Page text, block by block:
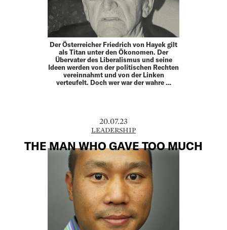
Der Österreicher Friedrich von Hayek gilt
als Titan unter den Ökonomen. Der
Übervater des Liberalismus und seine
Ideen werden von der politischen Rechten
vereinnahmt und von der Linken
verteufelt. Doch wer war der wahre …
20.07.23
LEADERSHIP
THE MAN WHO GAVE TOO MUCH